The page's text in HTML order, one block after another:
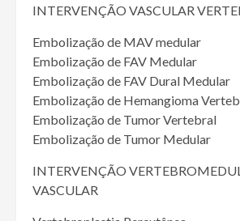
INTERVENÇÃO VASCULAR
Embolização de MAV medular
Embolização de FAV Medular
Embolização de FAV Dural Medular
Embolização de Hemangioma
Embolização de Tumor Vertebral
Embolização de Tumor Medular
INTERVENÇÃO
VASCULAR